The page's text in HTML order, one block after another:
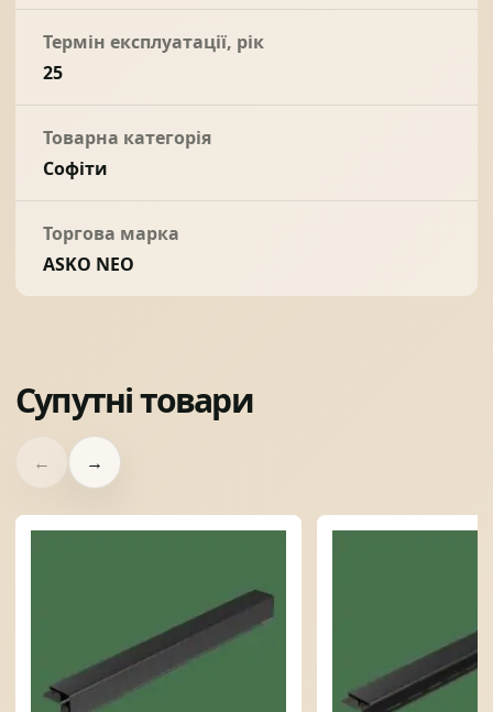
Термін експлуатації, рік
25
Товарна категорія
Софіти
Торгова марка
ASKO NEO
Супутні товари
← →